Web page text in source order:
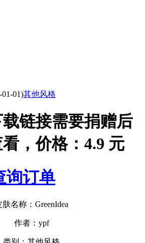
01-01)其他风格
链接需要捐赠后
，价格：4.9 元
询订单
肤名称：GreenIdea
作者：ypf